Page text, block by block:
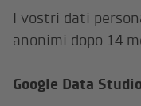
I vostri dati
anonimi dopo 14
Google Data